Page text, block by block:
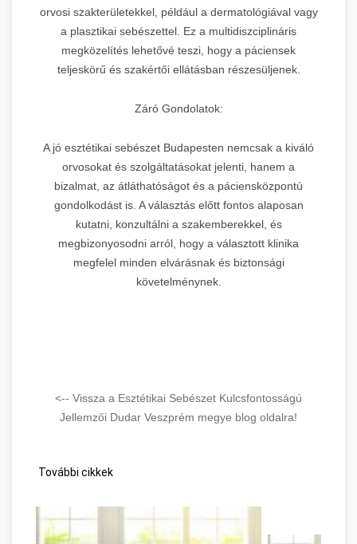
orvosi szakterületekkel, például a dermatológiával vagy
a plasztikai sebészettel. Ez a multidiszciplináris
megközelítés lehetővé teszi, hogy a páciensek
teljeskörű és szakértői ellátásban részesüljenek.
Záró Gondolatok:
A jó esztétikai sebészet Budapesten nemcsak a kiváló
orvosokat és szolgáltatásokat jelenti, hanem a
bizalmat, az átláthatóságot és a páciensközpontú
gondolkodást is. A választás előtt fontos alaposan
kutatni, konzultálni a szakemberekkel, és
megbizonyosodni arról, hogy a választott klinika
megfelel minden elvárásnak és biztonsági
követelménynek.
<-- Vissza a Esztétikai Sebészet Kulcsfontosságú
Jellemzői Dudar Veszprém megye blog oldalra!
További cikkek